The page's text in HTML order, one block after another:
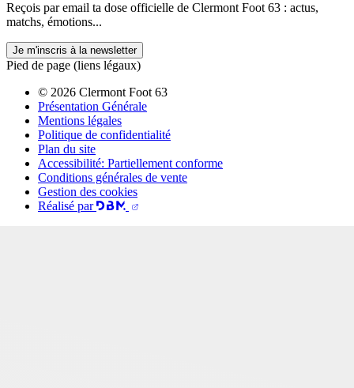
Reçois par email ta dose officielle de Clermont Foot 63 : actus,
matchs, émotions...
Je m'inscris à la newsletter
Pied de page (liens légaux)
© 2026 Clermont Foot 63
Présentation Générale
Mentions légales
Politique de confidentialité
Plan du site
Accessibilité: Partiellement conforme
Conditions générales de vente
Gestion des cookies
Réalisé par